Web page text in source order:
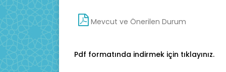
Mevcut ve Önerilen Durum
Pdf formatında indirmek için tıklayınız.